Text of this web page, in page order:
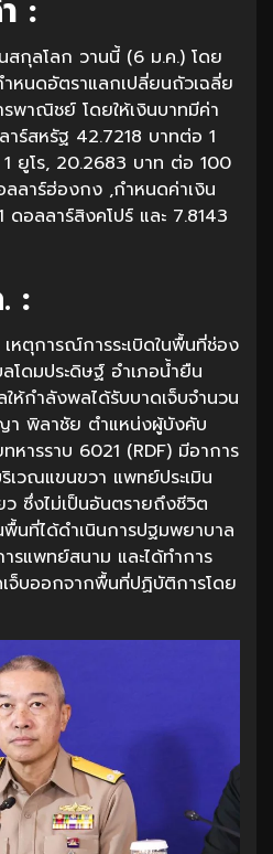
:
สกุลโลก วานนี้ (6 ม.ค.) โดย
ำหนดอัตราแลกเปลี่ยนถัวเฉลี่ย
พาณิชย์ โดยให้เงินบาทมีค่า
ร์สหรัฐ 42.7218 บาทต่อ 1
ยูโร, 20.2683 บาท ต่อ 100
ลลาร์ฮ่องกง ,กำหนดค่าเงิน
อลลาร์สิงคโปร์ และ 7.8143
:
ตุการณ์การระเบิดในพื้นที่ช่อง
ดมประดิษฐ์ อำเภอน้ำยืน
ห้กำลังพลได้รับบาดเจ็บจำนวน
า พิลาชัย ตำแหน่งผู้บังคับ
ารราบ 6021 (RDF) มีอาการ
ริเวณแขนขวา แพทย์ประเมิน
ว ซึ่งไม่เป็นอันตรายถึงชีวิต
นที่ได้ดำเนินการปฐมพยาบาล
รแพทย์สนาม และได้ทำการ
จ็บออกจากพื้นที่ปฏิบัติการโดย